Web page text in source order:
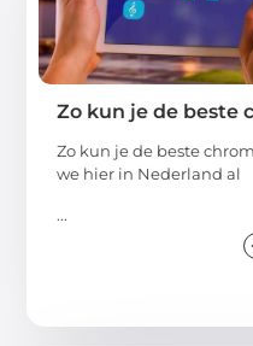
Zo kun je de beste
Zo kun je de beste
we hier in Nederland al
...